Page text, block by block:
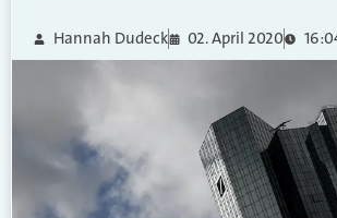
Hannah Dudeck 02. April 2020